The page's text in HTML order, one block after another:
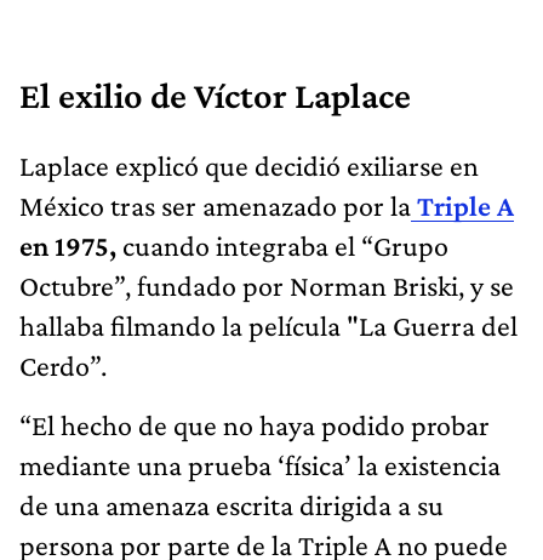
El exilio de Víctor Laplace
Laplace explicó que decidió exiliarse en
México tras ser amenazado por laTriple A
en 1975, cuando integraba el “Grupo
Octubre”, fundado por Norman Briski, y se
hallaba filmando la película "La Guerra del
Cerdo”.
“El hecho de que no haya podido probar
mediante una prueba ‘física’ la existencia
de una amenaza escrita dirigida a su
persona por parte de la Triple A no puede